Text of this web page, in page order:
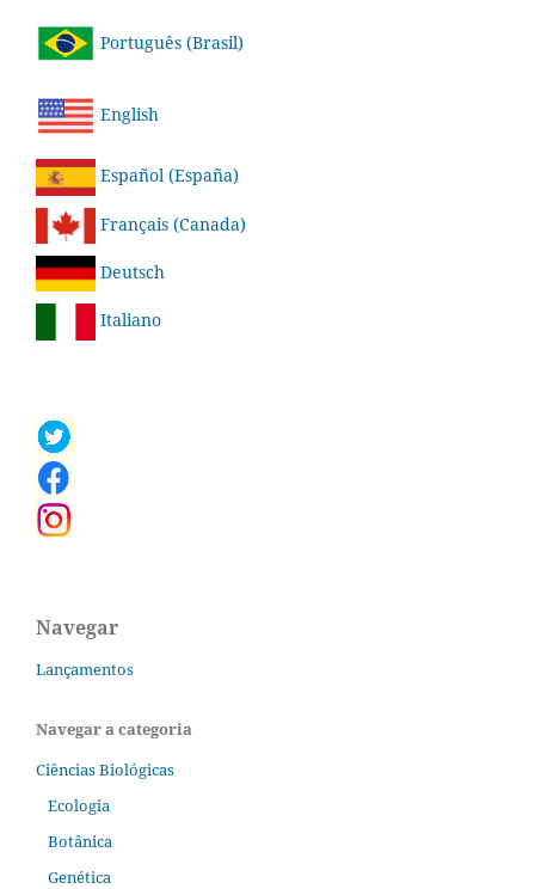
Português (Brasil)
English
Español (España)
Français (Canada)
Deutsch
Italiano
Navegar
Lançamentos
Navegar a categoria
Ciências Biológicas
Ecologia
Botânica
Genética